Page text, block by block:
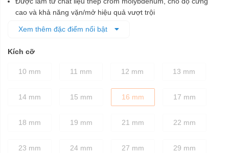
cao và khả năng vặn/mở hiệu quả vượt trội
Xem thêm đặc điểm nổi bật
Kích cỡ
10 mm 11 mm 12 mm 13 mm
14 mm 15 mm 16 mm 17 mm
18 mm 19 mm 21 mm 22 mm
23 mm 24 mm 27 mm 29 mm